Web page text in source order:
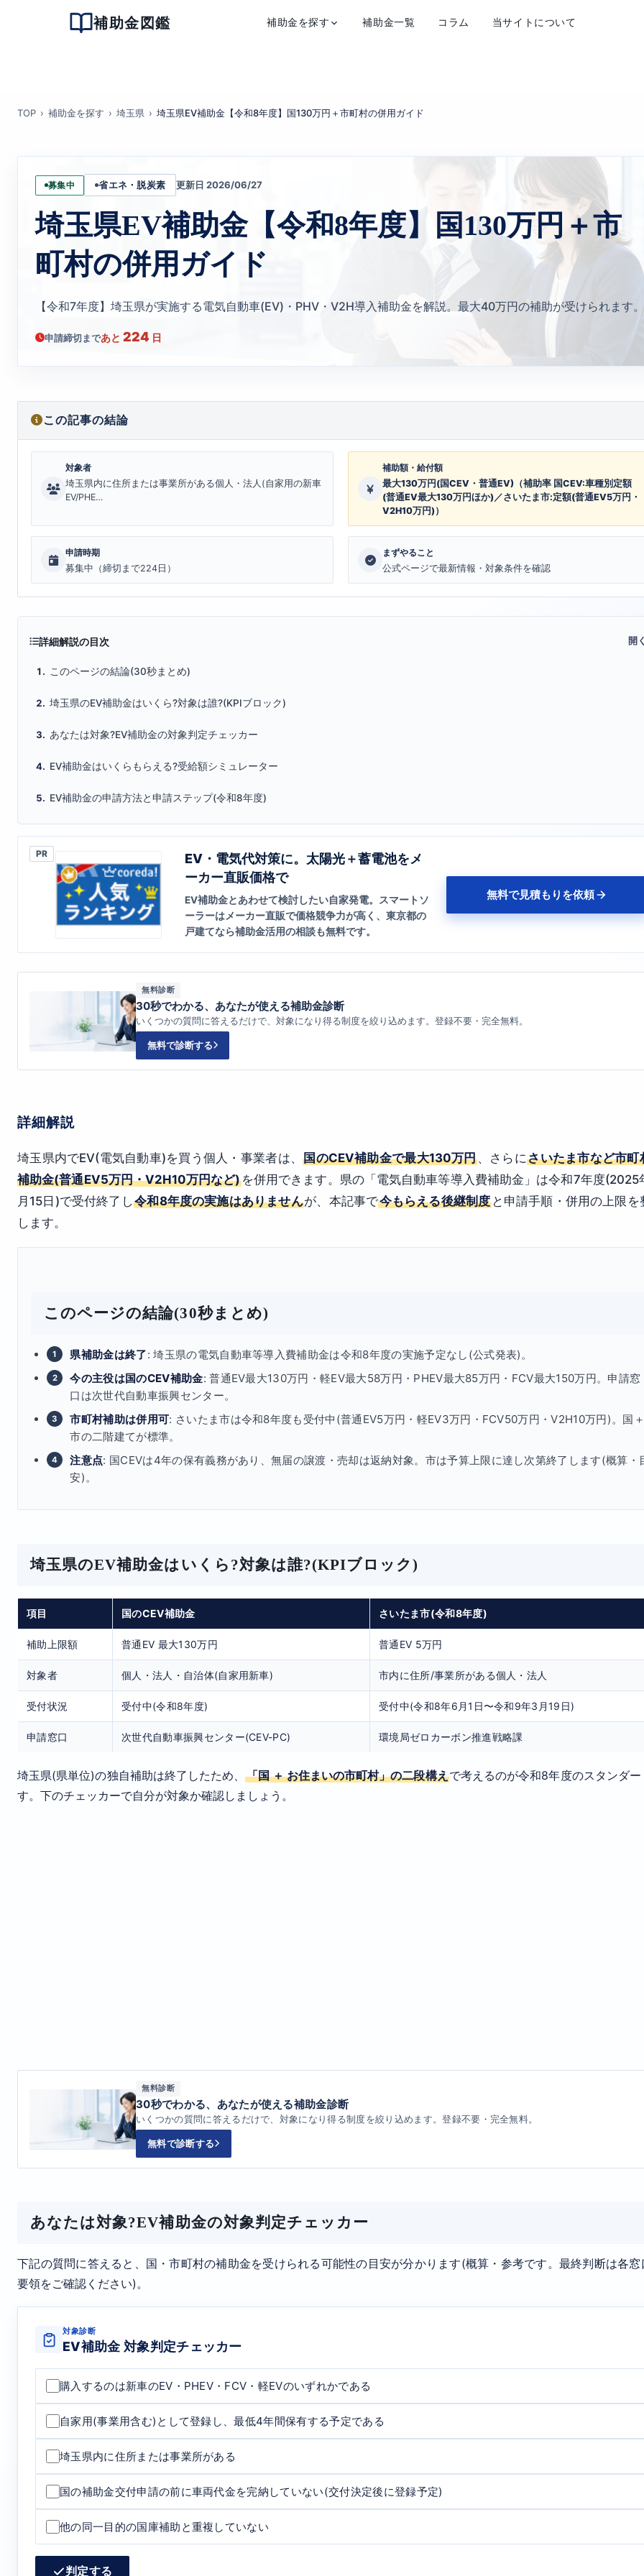
補助金図鑑 補助金を探す 補助金一覧 コラム 当サイトについて
TOP 補助金を探す 埼玉県 埼玉県EV補助金【令和8年度】国130万円＋市町村の併用ガイド
募集中 省エネ・脱炭素 更新日 2026/06/27
埼玉県EV補助金【令和8年度】国130万円＋市
町村の併用ガイド
【令和7年度】埼玉県が実施する電気自動車(EV)・PHV・V2H導入補助金を解説。最大40万円の補助が受けられます。
申請締切まであと 224 日
この記事の結論
対象者
埼玉県内に住所または事業所がある個人・法人(自家用の新車
EV/PHE…
補助額・給付額
最大130万円(国CEV・普通EV)（補助率 国CEV:車種別定額
(普通EV最大130万円ほか)／さいたま市:定額(普通EV5万円・
V2H10万円)）
申請時期
募集中（締切まで224日）
まずやること
公式ページで最新情報・対象条件を確認
詳細解説の目次
このページの結論(30秒まとめ)
埼玉県のEV補助金はいくら?対象は誰?(KPIブロック)
あなたは対象?EV補助金の対象判定チェッカー
EV補助金はいくらもらえる?受給額シミュレーター
EV補助金の申請方法と申請ステップ(令和8年度)
PR
EV・電気代対策に。太陽光＋蓄電池をメ
ーカー直販価格で
EV補助金とあわせて検討したい自家発電。スマートソ
ーラーはメーカー直販で価格競争力が高く、東京都の
戸建てなら補助金活用の相談も無料です。
無料で見積もりを依頼
無料診断
30秒でわかる、あなたが使える補助金診断
いくつかの質問に答えるだけで、対象になり得る制度を絞り込めます。登録不要・完全無料。
無料で診断する
詳細解説
埼玉県内でEV(電気自動車)を買う個人・事業者は、国のCEV補助金で最大130万円、さらにさいたま市など市町
補助金(普通EV5万円・V2H10万円など)を併用できます。県の「電気自動車等導入費補助金」は令和7年度(2025
月15日)で受付終了し令和8年度の実施はありませんが、本記事で今もらえる後継制度と申請手順・併用の上限を
します。
このページの結論(30秒まとめ)
県補助金は終了: 埼玉県の電気自動車等導入費補助金は令和8年度の実施予定なし(公式発表)。
今の主役は国のCEV補助金: 普通EV最大130万円・軽EV最大58万円・PHEV最大85万円・FCV最大150万円。申請窓
口は次世代自動車振興センター。
市町村補助は併用可: さいたま市は令和8年度も受付中(普通EV5万円・軽EV3万円・FCV50万円・V2H10万円)。国＋
市の二階建てが標準。
注意点: 国CEVは4年の保有義務があり、無届の譲渡・売却は返納対象。市は予算上限に達し次第終了します(概算・
安)。
埼玉県のEV補助金はいくら?対象は誰?(KPIブロック)
項目 国のCEV補助金 さいたま市(令和8年度)
補助上限額 普通EV 最大130万円 普通EV 5万円
対象者 個人・法人・自治体(自家用新車) 市内に住所/事業所がある個人・法人
受付状況 受付中(令和8年度) 受付中(令和8年6月1日〜令和9年3月19日)
申請窓口 次世代自動車振興センター(CEV-PC) 環境局ゼロカーボン推進戦略課
埼玉県(県単位)の独自補助は終了したため、「国 ＋ お住まいの市町村」の二段構えで考えるのが令和8年度のスタンダー
す。下のチェッカーで自分が対象か確認しましょう。
無料診断
30秒でわかる、あなたが使える補助金診断
いくつかの質問に答えるだけで、対象になり得る制度を絞り込めます。登録不要・完全無料。
無料で診断する
あなたは対象?EV補助金の対象判定チェッカー
下記の質問に答えると、国・市町村の補助金を受けられる可能性の目安が分かります(概算・参考です。最終判断は各窓
要領をご確認ください)。
対象診断
EV補助金 対象判定チェッカー
購入するのは新車のEV・PHEV・FCV・軽EVのいずれかである
自家用(事業用含む)として登録し、最低4年間保有する予定である
埼玉県内に住所または事業所がある
国の補助金交付申請の前に車両代金を完納していない(交付決定後に登録予定)
他の同一目的の国庫補助と重複していない
判定する